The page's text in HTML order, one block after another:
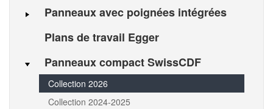
Panneaux avec poignées intégrées
Plans de travail Egger
Panneaux compact SwissCDF
Collection 2026
Collection 2024-2025